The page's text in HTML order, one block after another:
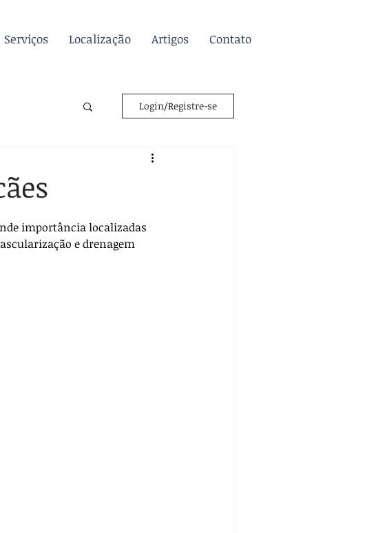
Serviços Localização Artigos Contato
Login/Registre-se
importância localizadas
e drenagem